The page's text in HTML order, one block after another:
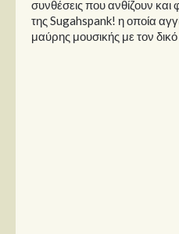
συνθέσεις που ανθίζουν
της Sugahspank! η οποία
μαύρης μουσικής με τον